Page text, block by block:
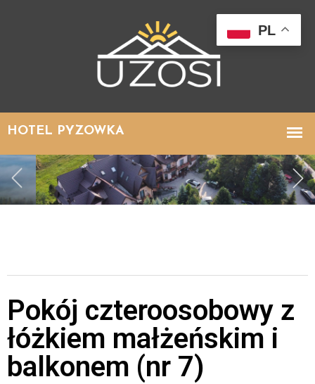
Pokój czteroosobowy z
łóżkiem małżeńskim i
balkonem (nr 7)
PL